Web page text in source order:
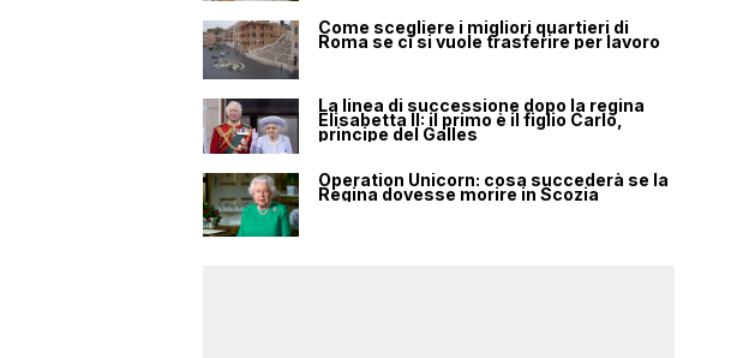
Come scegliere i migliori quartieri di
Roma se ci si vuole trasferire per lavoro
La linea di successione dopo la regina
Elisabetta II: il primo è il figlio Carlo,
principe del Galles
Operation Unicorn: cosa succederà se la
Regina dovesse morire in Scozia